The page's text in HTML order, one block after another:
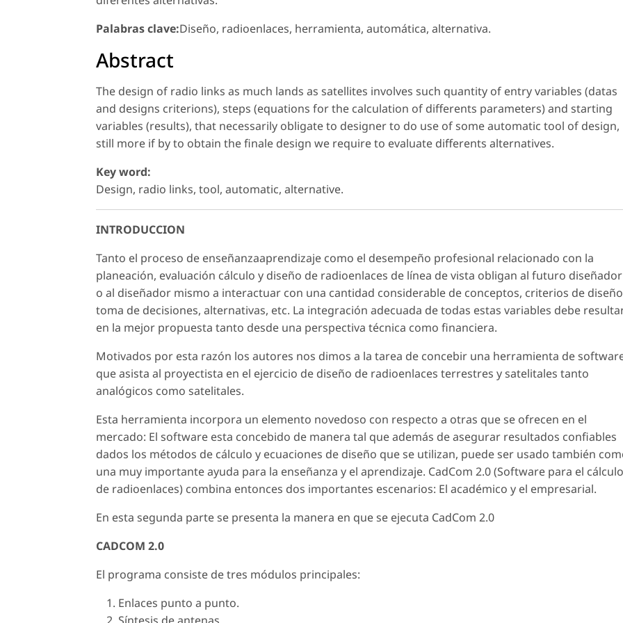
Palabras clave:Diseño, radioenlaces, herramienta, automática, alternativa.
Abstract
The design of radio links as much lands as satellites involves such quantity of entry variables (datas
and designs criterions), steps (equations for the calculation of differents parameters) and starting
variables (results), that necessarily obligate to designer to do use of some automatic tool of design,
still more if by to obtain the finale design we require to evaluate differents alternatives.
Key word:
Design, radio links, tool, automatic, alternative.
INTRODUCCION
Tanto el proceso de enseñanzaaprendizaje como el desempeño profesional relacionado con la
planeación, evaluación cálculo y diseño de radioenlaces de línea de vista obligan al futuro diseñador
o al diseñador mismo a interactuar con una cantidad considerable de conceptos, criterios de
toma de decisiones, alternativas, etc. La integración adecuada de todas estas variables debe
en la mejor propuesta tanto desde una perspectiva técnica como financiera.
Motivados por esta razón los autores nos dimos a la tarea de concebir una herramienta de
que asista al proyectista en el ejercicio de diseño de radioenlaces terrestres y satelitales tanto
analógicos como satelitales.
Esta herramienta incorpora un elemento novedoso con respecto a otras que se ofrecen en el
mercado: El software esta concebido de manera tal que además de asegurar resultados confiables
dados los métodos de cálculo y ecuaciones de diseño que se utilizan, puede ser usado también
una muy importante ayuda para la enseñanza y el aprendizaje. CadCom 2.0 (Software para el cálculo
de radioenlaces) combina entonces dos importantes escenarios: El académico y el empresarial.
En esta segunda parte se presenta la manera en que se ejecuta CadCom 2.0
CADCOM 2.0
El programa consiste de tres módulos principales:
Enlaces punto a punto.